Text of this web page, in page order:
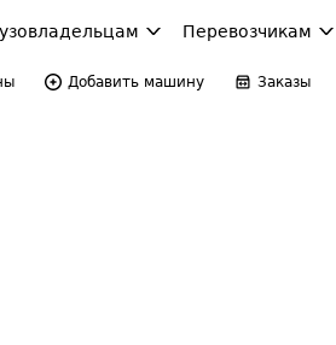
Перевозчикам
Добавить машину Заказы